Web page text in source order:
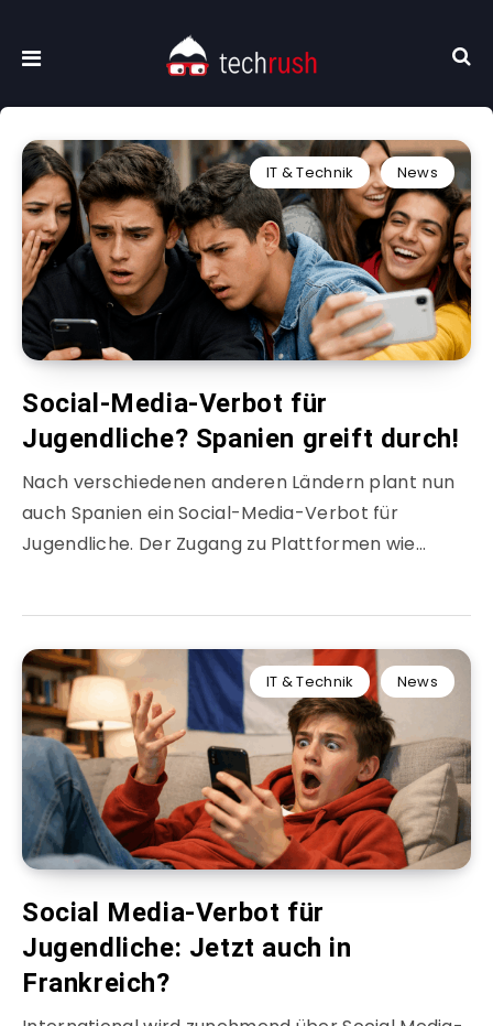
IT & Technik News
Social-Media-Verbot für
Jugendliche? Spanien greift durch!
Nach verschiedenen anderen Ländern plant nun
auch Spanien ein Social-Media-Verbot für
Jugendliche. Der Zugang zu Plattformen wie…
IT & Technik News
Social Media-Verbot für
Jugendliche: Jetzt auch in
Frankreich?